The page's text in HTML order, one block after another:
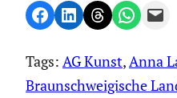
Share on Facebook
Share on LinkedIn
Share on Threads
Share onEmail this Page
Tags: AG Kunst, Anna
Braunschweigische